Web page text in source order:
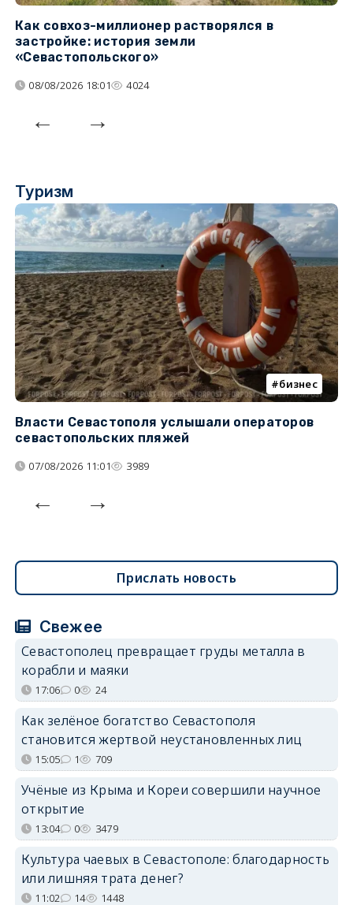
Как совхоз-миллионер растворялся в
застройке: история земли
«Севастопольского»
08/08/2026 18:01 4024
Туризм
бизнес
Власти Севастополя услышали операторов
севастопольских пляжей
07/08/2026 11:01 3989
Прислать новость
Свежее
Севастополец превращает груды металла в
корабли и маяки
17:06 0 24
Как зелёное богатство Севастополя
становится жертвой неустановленных лиц
15:05 1 709
Учёные из Крыма и Кореи совершили научное
открытие
13:04 0 3479
Культура чаевых в Севастополе: благодарность
или лишняя трата денег?
11:02 14 1448